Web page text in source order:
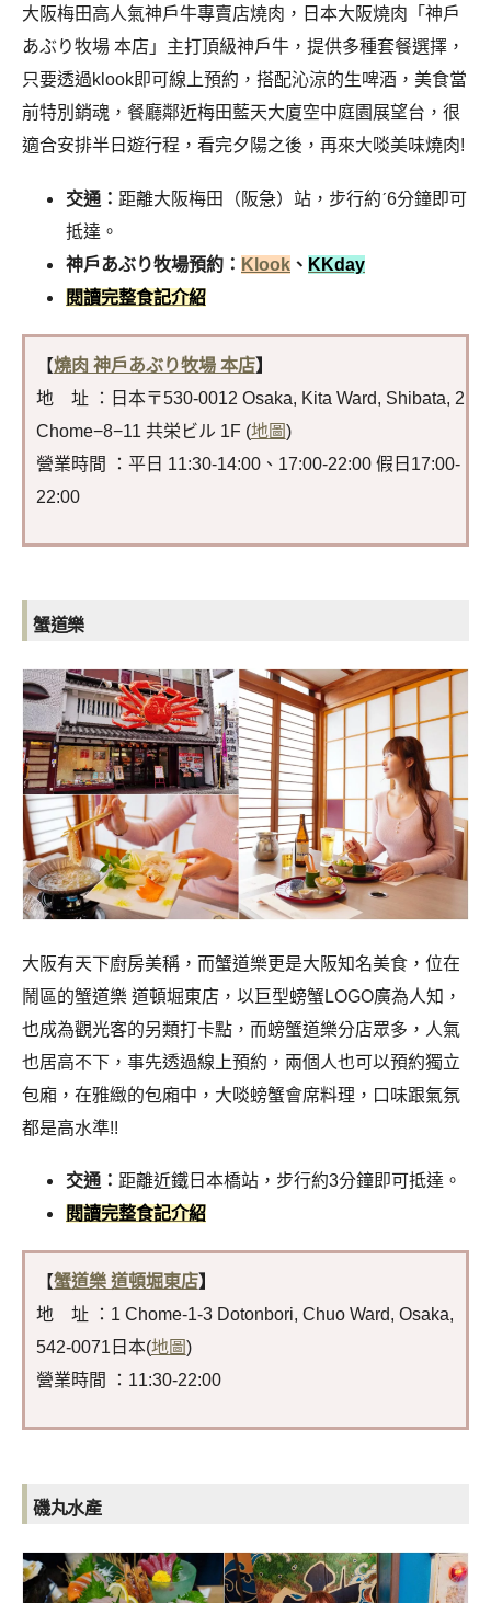
大阪梅田高人氣神戶牛專賣店燒肉，日本大阪燒肉「神戶
あぶり牧場 本店」主打頂級神戶牛，提供多種套餐選擇，
只要透過klook即可線上預約，搭配沁涼的生啤酒，美食當
前特別銷魂，餐廳鄰近梅田藍天大廈空中庭園展望台，很
適合安排半日遊行程，看完夕陽之後，再來大啖美味燒肉!
交通： 距離大阪梅田（阪急）站，步行約ˊ6分鐘即可
抵達 。
神戶あぶり牧場預約： Klook 、 KKday
閱讀完整食記介紹
【燒肉 神戶あぶり牧場 本店】
地 址 ：日本〒530-0012 Osaka, Kita Ward, Shibata, 2
Chome−8−11 共栄ビル 1F (地圖)
營業時間 ：平日 11:30-14:00、17:00-22:00 假日17:00-
22:00
蟹道樂
大阪有天下廚房美稱，而蟹道樂更是大阪知名美食，位在
鬧區的蟹道樂 道頓堀東店，以巨型螃蟹LOGO廣為人知，
也成為觀光客的另類打卡點，而螃蟹道樂分店眾多，人氣
也居高不下，事先透過線上預約，兩個人也可以預約獨立
包廂，在雅緻的包廂中，大啖螃蟹會席料理，口味跟氣氛
都是高水準!!
交通： 距離近鐵日本橋站，步行約3分鐘即可抵達 。
閱讀完整食記介紹
【蟹道樂 道頓堀東店】
地 址 ：1 Chome-1-3 Dotonbori, Chuo Ward, Osaka,
542-0071日本(地圖)
營業時間 ：11:30-22:00
磯丸水產